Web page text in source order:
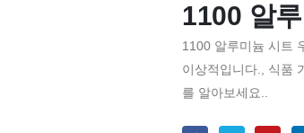
1100 알
1100 알루미늄 시트
이상적입니다., 식품
를 알아보세요..